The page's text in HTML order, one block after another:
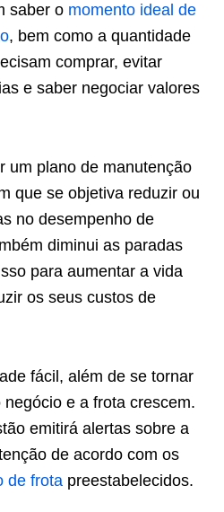
saber o momento ideal de
, bem como a quantidade
comprar, evitar
e saber negociar valores
um plano de manutenção
que se objetiva reduzir ou
no desempenho de
diminui as paradas
para aumentar a vida
os seus custos de
fácil, além de se tornar
e a frota crescem.
emitirá alertas sobre a
de acordo com os
de frota preestabelecidos.